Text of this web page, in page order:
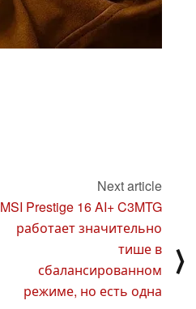
Next article
MSI Prestige 16 AI+ C3MTG
работает значительно
тише в
сбалансированном
режиме, но есть одна
⟩